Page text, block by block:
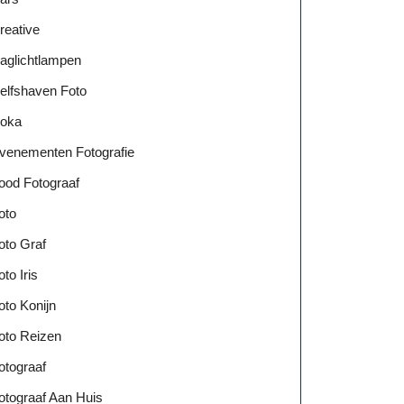
Foto
Fotografie
Fotograaf
Graf
Iris
Konijn
Reizen
Aan Huis